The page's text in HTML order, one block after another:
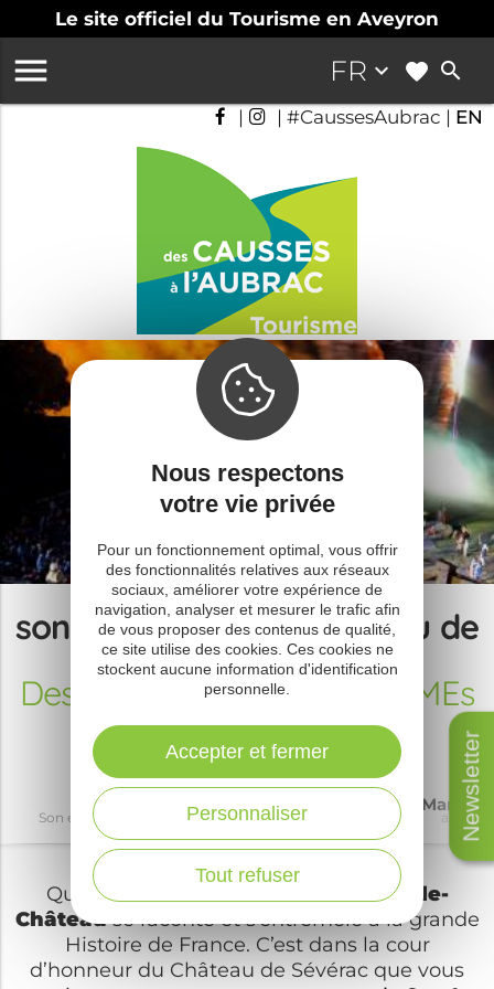
Le site officiel du Tourisme en Aveyron
Newsletter
FR keyboard_arrow_down search

| | #CaussesAubrac | EN
son & lumières au château de
Sévérac
Des PIERRES ET DES HOMMEs
Découvrir
Son et lumières au Château de Sévérac
Manger
autour
Quand la petite
histoire de Sévérac-le-
Châteause raconte et s’entremêle à la grande
Histoire de France. C’est dans la cour
d’honneur du Château de Sévérac que vous
Nous respectons
votre vie privée
Pour un fonctionnement optimal, vous offrir
des fonctionnalités relatives aux réseaux
sociaux, améliorer votre expérience de
navigation, analyser et mesurer le trafic afin
de vous proposer des contenus de qualité,
ce site utilise des cookies. Ces cookies ne
stockent aucune information d'identification
personnelle.
Tout refuser
Personnaliser
Accepter et fermer